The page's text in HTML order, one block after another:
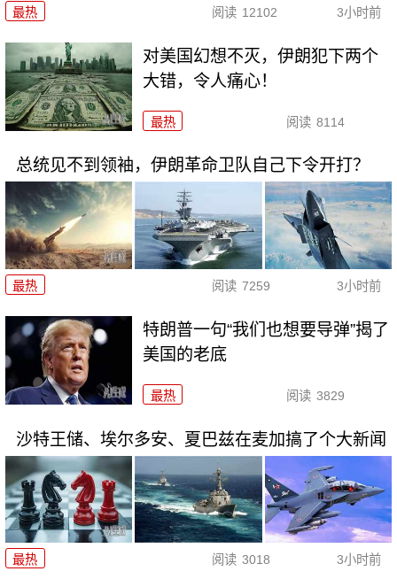
最热 阅读 12102 3小时前
对美国幻想不灭，伊朗犯下两个
大错，令人痛心！
最热 阅读 8114
总统见不到领袖，伊朗革命卫队自己下令开打？
最热 阅读 7259 3小时前
特朗普一句“我们也想要导弹”揭了
美国的老底
最热 阅读 3829
沙特王储、埃尔多安、夏巴兹在麦加搞了个大新闻
最热 阅读 3018 3小时前